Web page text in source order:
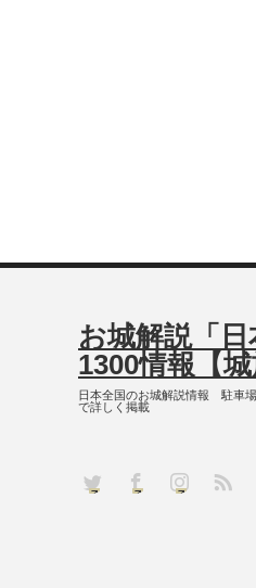
お城解説「日
1300情報【城
日本全国のお城解説情報 駐車
で詳しく掲載
Twitter FacebookInstagram
RSS